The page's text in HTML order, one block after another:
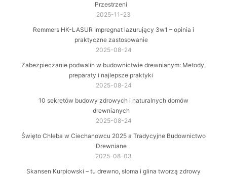
Przestrzeni
2025-11-23
Remmers HK-LASUR Impregnat lazurujący 3w1 – opinia i
praktyczne zastosowanie
2025-08-24
Zabezpieczanie podwalin w budownictwie drewnianym: Metody,
preparaty i najlepsze praktyki
2025-08-24
10 sekretów budowy zdrowych i naturalnych domów
drewnianych
2025-08-24
Święto Chleba w Ciechanowcu 2025 a Tradycyjne Budownictwo
Drewniane
2025-08-03
Skansen Kurpiowski – tu drewno, słoma i glina tworzą zdrowy